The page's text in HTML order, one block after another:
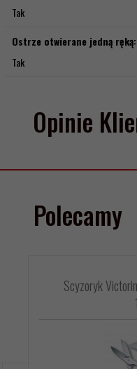
Tak
Ostrze otwierane jedną ręką:
Tak
Opinie
Polecamy
Scyzoryk